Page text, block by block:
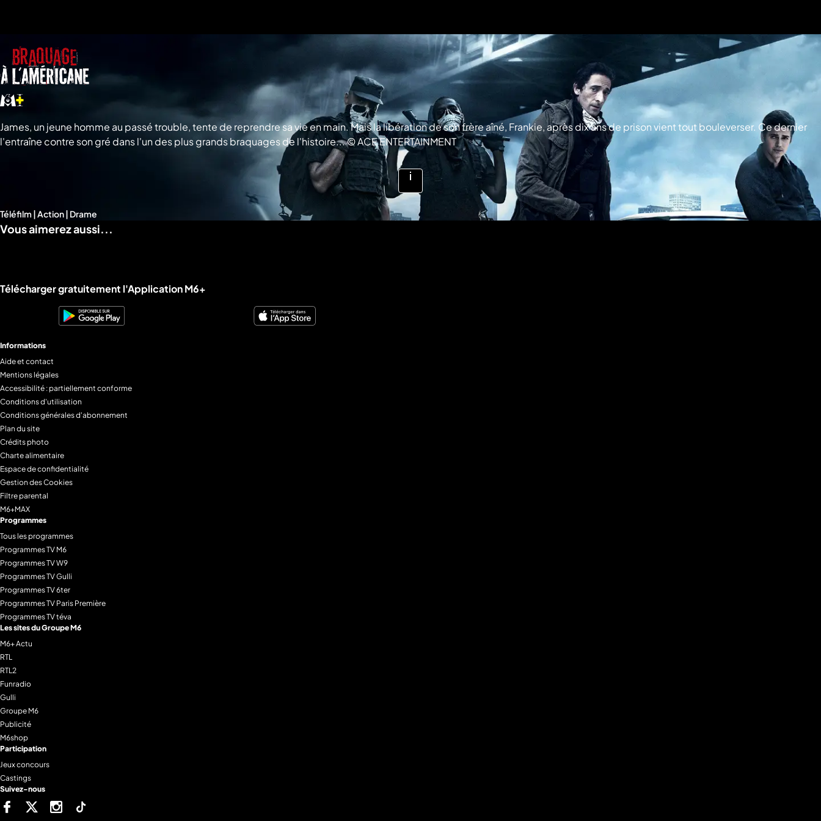
James, un jeune homme au passé trouble, tente de reprendre sa vie en main. Mais la libération de son frère aîné, Frankie, après dix ans de prison vient tout bouleverser. Ce dernier
l'entraîne contre son gré dans l'un des plus grands braquages de l'histoire... © ACE ENTERTAINMENT
plus
d'infos
Téléfilm | Action | Drame
Vous aimerez aussi...
Liens utiles M6+.
Télécharger gratuitement l'Application M6+
Informations
Aide et contact
Mentions légales
Accessibilité : partiellement conforme
Conditions d'utilisation
Conditions générales d'abonnement
Plan du site
Crédits photo
Charte alimentaire
Espace de confidentialité
Gestion des Cookies
Filtre parental
M6+MAX
Programmes
Tous les programmes
Programmes TV M6
Programmes TV W9
Programmes TV Gulli
Programmes TV 6ter
Programmes TV Paris Première
Programmes TV téva
Les sites du Groupe M6
M6+ Actu
RTL
RTL2
Funradio
Gulli
Groupe M6
Publicité
M6shop
Participation
Jeux concours
Castings
Suivez-nous
FacebookTwitter Instagram